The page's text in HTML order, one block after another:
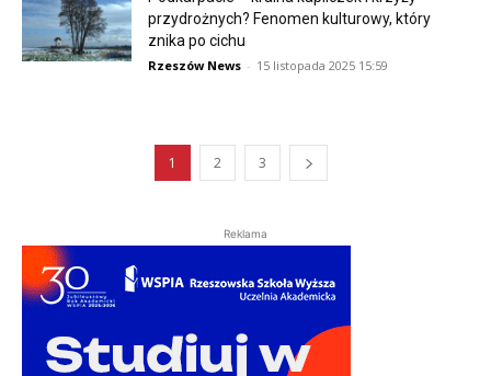
przydrożnych? Fenomen kulturowy, który
znika po cichu
Rzeszów News - 15 listopada 2025 15:59
1 2 3
Reklama